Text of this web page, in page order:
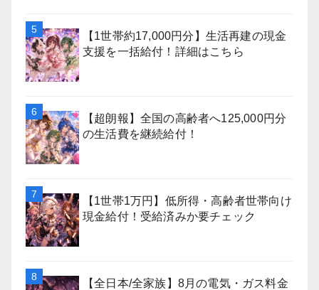
【1世帯約17,000円分】生活再建の現金
支援を一括給付！詳細はこちら
【超朗報】全国の高齢者へ125,000円分
の生活費を継続給付！
【1世帯1万円】低所得・高齢者世帯向け
現金給付！受給済みか要チェック
【全日本/全家族】8月の電気・ガス料金